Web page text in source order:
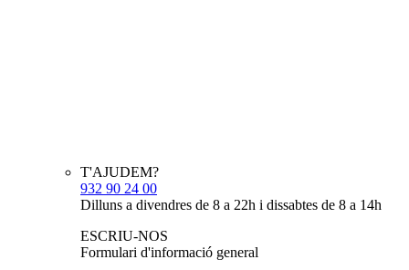
T'AJUDEM?
932 90 24 00
Dilluns a divendres de 8 a 22h i dissabtes de 8 a 14h
ESCRIU-NOS
Formulari d'informació general